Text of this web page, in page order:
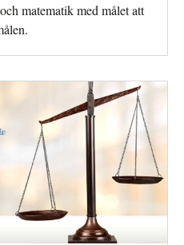
matematik med målet att